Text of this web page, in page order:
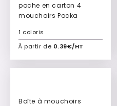
poche en carton 4
mouchoirs Pocka
À partir de 0.39€/HT
1 coloris
Ajouter à mon devis
Boîte à mouchoirs